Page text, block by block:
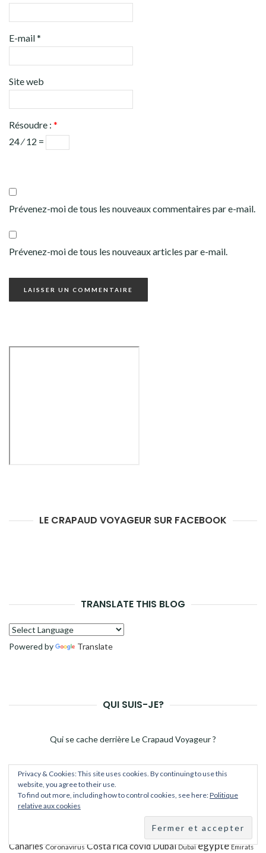
E-mail*
Site web
Résoudre : *
24 ⁄ 12 =
Prévenez-moi de tous les nouveaux commentaires par e-mail.
Prévenez-moi de tous les nouveaux articles par e-mail.
LE CRAPAUD VOYAGEUR SUR FACEBOOK
TRANSLATE THIS BLOG
Powered by Translate
QUI SUIS-JE?
Qui se cache derrière Le Crapaud Voyageur ?
ÉTIQUETTES
budget Camping Car
Canaries Coronavirus Costa ricacovidDubai Dubaï egypte Emirats
Privacy & Cookies: This site uses cookies. By continuing to use this
website, you agree to their use.
To find out more, including how to control cookies, see here:Politique
relative aux cookies